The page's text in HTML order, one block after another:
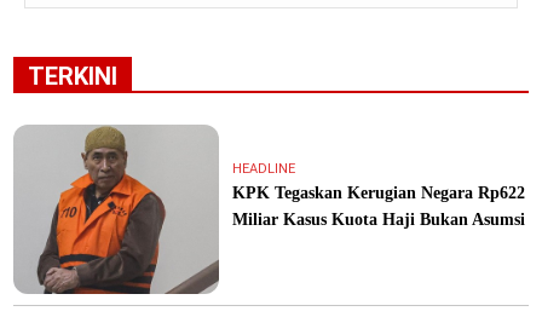
TERKINI
HEADLINE
KPK Tegaskan Kerugian Negara Rp622
Miliar Kasus Kuota Haji Bukan Asumsi